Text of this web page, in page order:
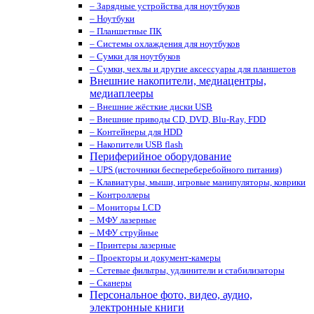
– Зарядные устройства для ноутбуков
– Ноутбуки
– Планшетные ПК
– Системы охлаждения для ноутбуков
– Сумки для ноутбуков
– Сумки, чехлы и другие аксессуары для планшетов
Внешние накопители, медиацентры,
медиаплееры
– Внешние жёсткие диски USB
– Внешние приводы CD, DVD, Blu-Ray, FDD
– Контейнеры для HDD
– Накопители USB flash
Периферийное оборудование
– UPS (источники беспереберебойного питания)
– Клавиатуры, мыши, игровые манипуляторы, коврики
– Контроллеры
– Мониторы LCD
– МФУ лазерные
– МФУ струйные
– Принтеры лазерные
– Проекторы и документ-камеры
– Сетевые фильтры, удлинители и стабилизаторы
– Сканеры
Персональное фото, видео, аудио,
электронные книги